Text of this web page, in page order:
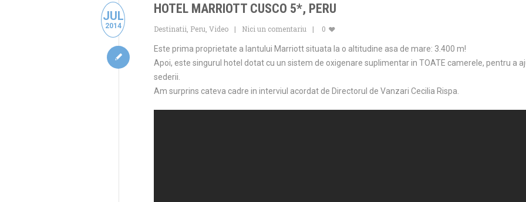
JUL
2014
HOTEL MARRIOTT CUSCO 5*, PERU
Destinatii Peru Video Nici un comentariu 0
Este prima proprietate a lantului Marriott situata la o altitudine asa de mare: 3.400 m!
Apoi, este singurul hotel dotat cu un sistem de oxigenare suplimentar in TOATE camerele, pentru a
sederii.
Am surprins cateva cadre in interviul acordat de Directorul de Vanzari Cecilia Rispa.